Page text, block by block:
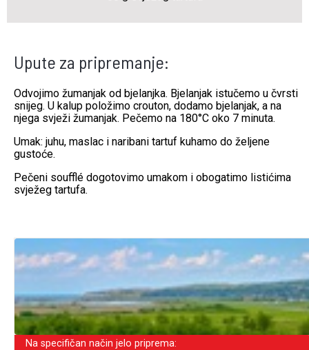
Upute za pripremanje:
Odvojimo žumanjak od bjelanjka. Bjelanjak istučemo u čvrsti
snijeg. U kalup položimo crouton, dodamo bjelanjak, a na
njega svježi žumanjak. Pečemo na 180°C oko 7 minuta.
Umak: juhu, maslac i naribani tartuf kuhamo do željene
gustoće.
Pečeni soufflé dogotovimo umakom i obogatimo listićima
svježeg tartufa.
Na specifičan način jelo priprema: